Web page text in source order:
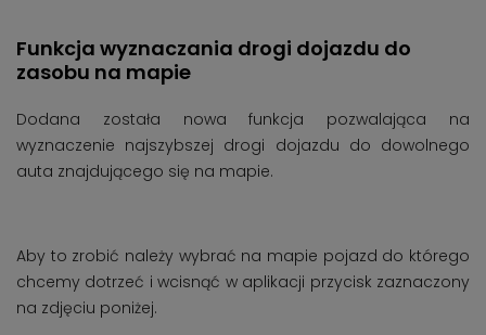
Funkcja wyznaczania drogi dojazdu do
zasobu na mapie
Dodana została nowa funkcja pozwalająca na
wyznaczenie najszybszej drogi dojazdu do dowolnego
auta znajdującego się na mapie.
Aby to zrobić należy wybrać na mapie pojazd do którego
chcemy dotrzeć i wcisnąć w aplikacji przycisk zaznaczony
na zdjęciu poniżej.